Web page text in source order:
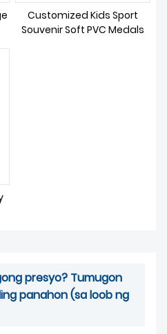
Customized Kids Sport
Souvenir Soft PVC Medals
presyo? Tumugon
panahon (sa loob ng